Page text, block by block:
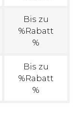
Bis zu
%Rabatt
%
Bis zu
%Rabatt
%